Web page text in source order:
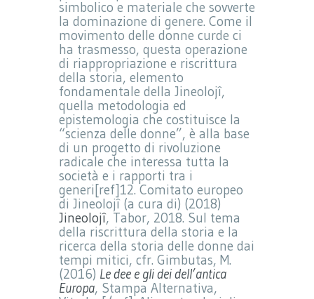
simbolico e materiale che sovverte
la dominazione di genere. Come il
movimento delle donne curde ci
ha trasmesso, questa operazione
di riappropriazione e riscrittura
della storia, elemento
fondamentale della Jineolojî,
quella metodologia ed
epistemologia che costituisce la
“scienza delle donne”, è alla base
di un progetto di rivoluzione
radicale che interessa tutta la
società e i rapporti tra i
generi[ref]12. Comitato europeo
di Jineolojî (a cura di) (2018)
Jineolojî, Tabor, 2018. Sul tema
della riscrittura della storia e la
ricerca della storia delle donne dai
tempi mitici, cfr. Gimbutas, M.
(2016) Le dee e gli dei dell’antica
Europa, Stampa Alternativa,